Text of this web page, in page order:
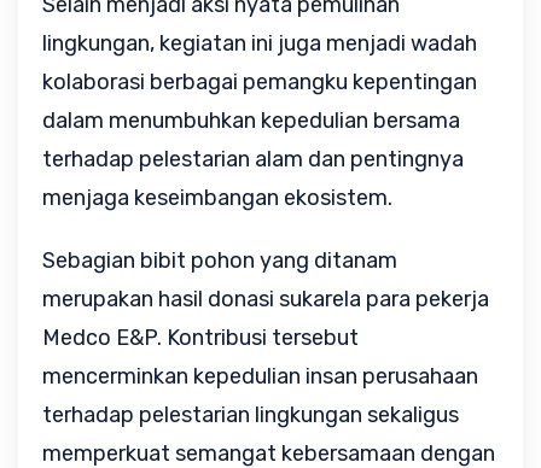
lingkungan, kegiatan ini juga menjadi wadah
kolaborasi berbagai pemangku kepentingan
dalam menumbuhkan kepedulian bersama
terhadap pelestarian alam dan pentingnya
menjaga keseimbangan ekosistem.
Sebagian bibit pohon yang ditanam
merupakan hasil donasi sukarela para pekerja
Medco E&P. Kontribusi tersebut
mencerminkan kepedulian insan perusahaan
terhadap pelestarian lingkungan sekaligus
memperkuat semangat kebersamaan dengan